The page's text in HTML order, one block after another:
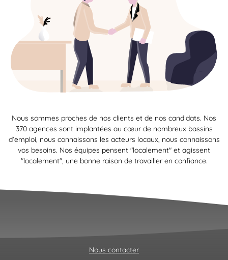
Nous sommes proches de nos clients et de nos candidats. Nos
370 agences sont implantées au cœur de nombreux bassins
d’emploi, nous connaissons les acteurs locaux, nous connaissons
vos besoins. Nos équipes pensent "localement" et agissent
"localement", une bonne raison de travailler en confiance.
Nous contacter